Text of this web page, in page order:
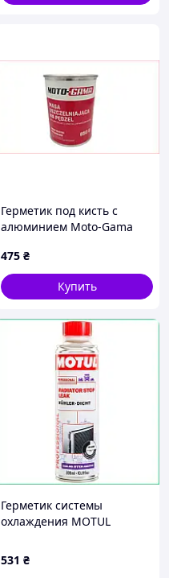
Герметик под кисть с
алюминием Moto-Gama
475 ₴
Купить
Герметик системы
охлаждения MOTUL
для устранения протечек в
радиаторе 108126
531 ₴